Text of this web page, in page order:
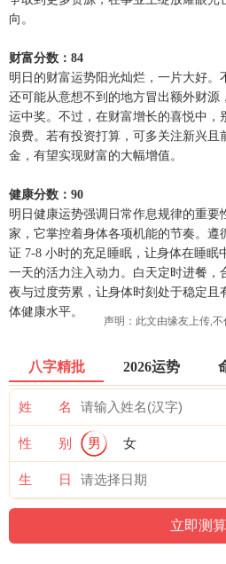
向。
财富分数：84
明日的财富运势阳光灿烂，一片大好。
还可能从意想不到的地方冒出额外财源
运中奖。不过，在财富增长的喜悦中，
浪费。若有投资打算，可多关注新兴且
金，有望实现财富的大幅增值。
健康分数：90
明日健康运势强调日常作息规律的重要
家，它掌控着身体各项机能的节奏。遵
证 7-8 小时的充足睡眠，让身体在睡眠
一天的活力注入动力。白天定时进餐，
夜与过度劳累，让身体时刻处于稳定且
体健康水平。
声明：此文由缘友 上传,
八字精批 2026运势
姓 名
性 别 男 女
生 日